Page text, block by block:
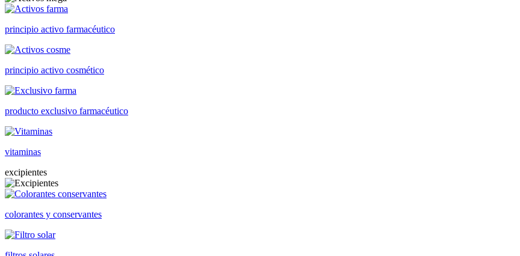
principio activo farmacéutico
principio activo cosmético
producto exclusivo farmacéutico
vitaminas
excipientes
colorantes y conservantes